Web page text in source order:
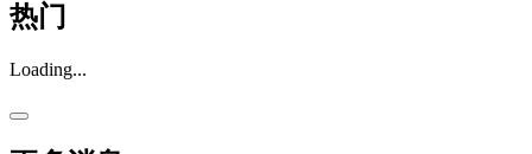
热门
Loading...